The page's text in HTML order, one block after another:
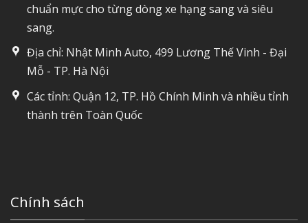
chuẩn mực cho từng dòng xe hạng sang và siêu
sang.
Địa chỉ: Nhật Minh Auto, 499 Lương Thế Vinh - Đại
Mỗ - TP. Hà Nội
Các tỉnh: Quận 12, TP. Hồ Chính Minh và nhiều tỉnh
thành trên Toàn Quốc
Chính sách